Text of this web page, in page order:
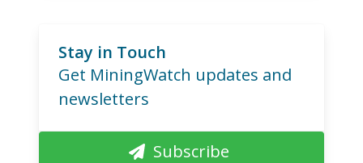
Stay in Touch
Get MiningWatch updates and
newsletters
Subscribe